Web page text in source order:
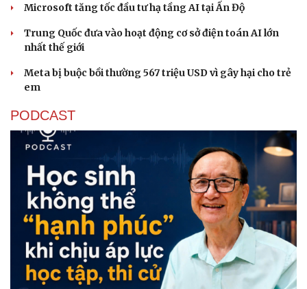
Microsoft tăng tốc đầu tư hạ tầng AI tại Ấn Độ
Trung Quốc đưa vào hoạt động cơ sở điện toán AI lớn
nhất thế giới
Meta bị buộc bồi thường 567 triệu USD vì gây hại cho trẻ
em
PODCAST